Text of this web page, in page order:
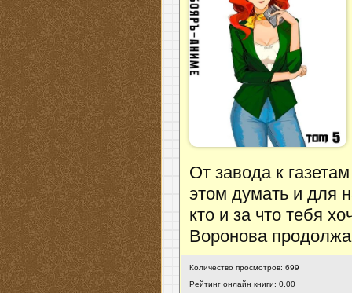
От завода к
этом думать и для
кто и за что тебя
Воронова
Количество просмотров: 699
Рейтинг онлайн книги: 0.00